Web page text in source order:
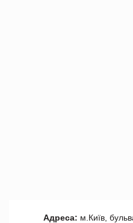
Адреса: м.Київ,